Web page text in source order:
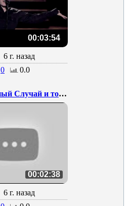
00:03:54
6 г. назад
0 0.0
Несчастный Случай и тов...
00:02:38
6 г. назад